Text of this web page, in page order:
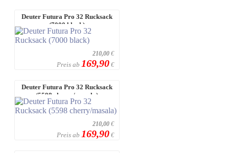
Deuter Futura Pro 32 Rucksack
(7000 black)
210,00 €
Preis ab 169,90 €
Deuter Futura Pro 32 Rucksack
(5598 cherry/masala)
210,00 €
Preis ab 169,90 €